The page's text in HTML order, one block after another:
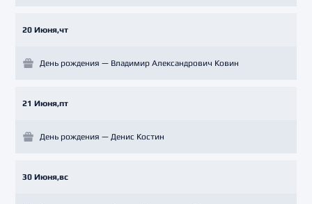
20 Июня,чт
День рождения — Владимир Александрович Ковин
21 Июня,пт
День рождения — Денис Костин
30 Июня,вс